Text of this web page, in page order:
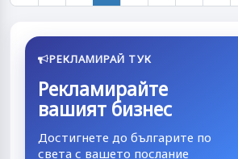
РЕКЛАМИРАЙ ТУК
Рекламирайте
вашият бизнес
Достигнете до българите по
света с вашето послание